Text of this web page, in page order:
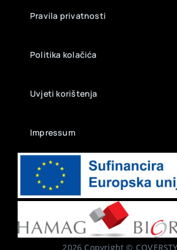
Pravila privatnosti
Politika kolačića
Uvjeti korištenja
Impressum
2026 Copyright ©